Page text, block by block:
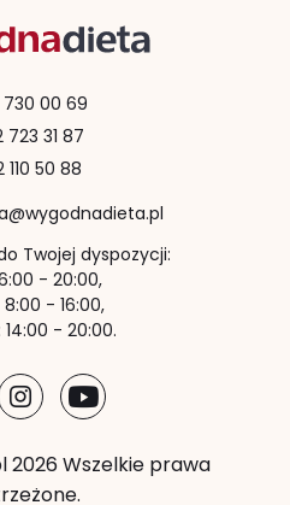
730 00 69
723 31 87
110 50 88
Twojej dyspozycji:
- 20:00,
- 16:00,
- 20:00.
Wszelkie prawa